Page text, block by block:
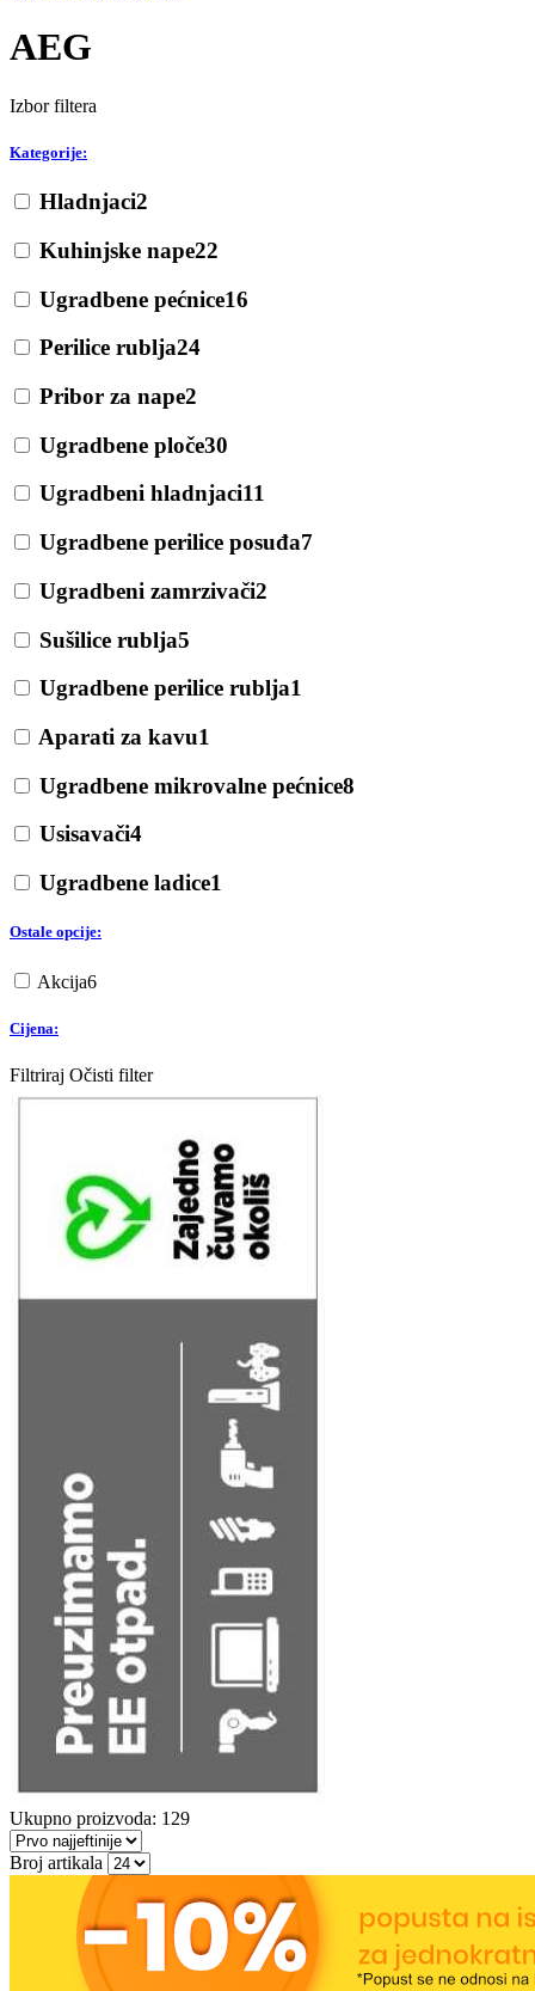
AEG
Izbor filtera
Kategorije:
Hladnjaci2
Kuhinjske nape22
Ugradbene pećnice16
Perilice rublja24
Pribor za nape2
Ugradbene ploče30
Ugradbeni hladnjaci11
Ugradbene perilice posuđa7
Ugradbeni zamrzivači2
Sušilice rublja5
Ugradbene perilice rublja1
Aparati za kavu1
Ugradbene mikrovalne pećnice8
Usisavači4
Ugradbene ladice1
Ostale opcije:
Akcija6
Cijena:
Filtriraj Očisti filter
Ukupno proizvoda: 129
Broj artikala